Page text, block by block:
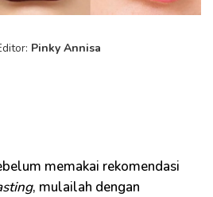
Pinky Annisa
memakai rekomendasi
, mulailah dengan